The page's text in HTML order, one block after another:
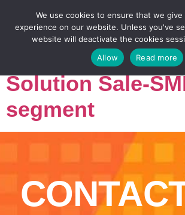
Solution Sale-
segment
We use cookies to ensure that we
experience on our website. Unless you've
website will deactivate the cookies
Allow
Read more